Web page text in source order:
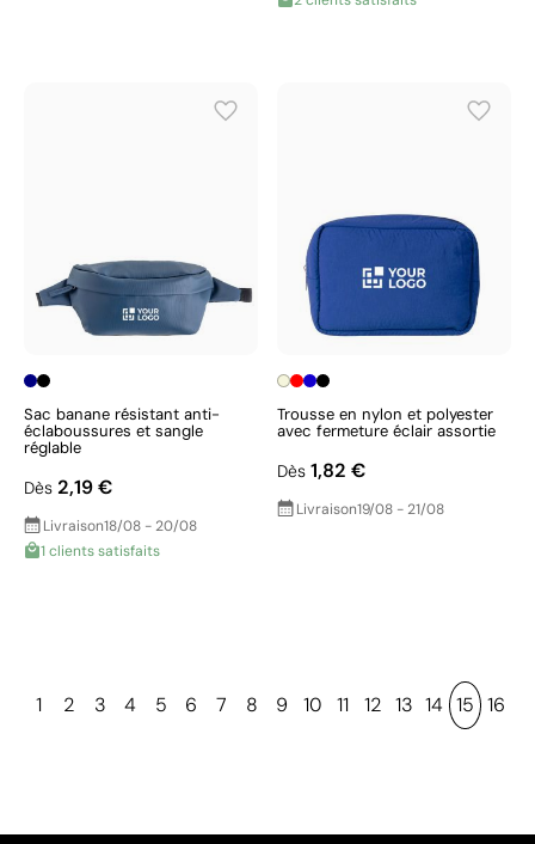
Sac banane résistant anti-
éclaboussures et sangle
réglable
Dès 2,19 €
Livraison18/08 - 20/08
1 clients satisfaits
Trousse en nylon et polyester
avec fermeture éclair assortie
Dès 1,82 €
Livraison19/08 - 21/08
1 2 3 4 5 6 7 8 9 10 11 12 13 14 15 16